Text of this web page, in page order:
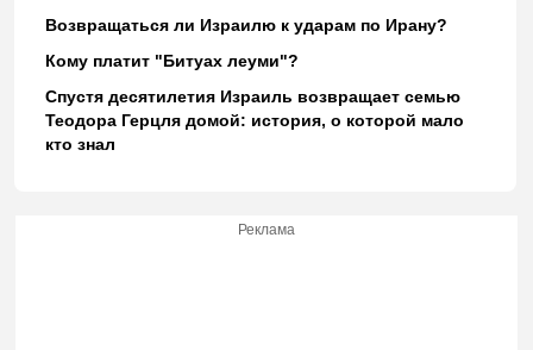
Возвращаться ли Израилю к ударам по Ирану?
Кому платит "Битуах леуми"?
Спустя десятилетия Израиль возвращает семью
Теодора Герцля домой: история, о которой мало
кто знал
Реклама